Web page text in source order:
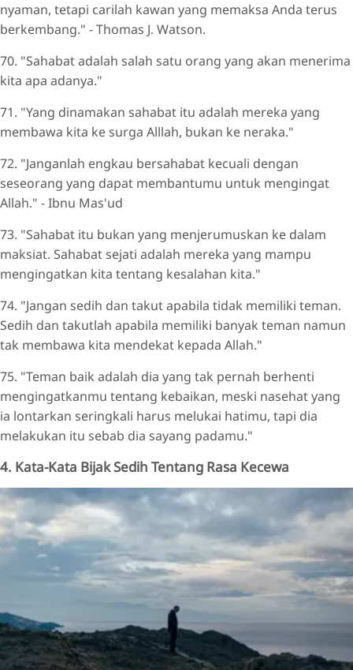
nyaman, tetapi carilah kawan yang memaksa Anda terus
berkembang." - Thomas J. Watson.
70. "Sahabat adalah salah satu orang yang akan menerima
kita apa adanya."
71. "Yang dinamakan sahabat itu adalah mereka yang
membawa kita ke surga Alllah, bukan ke neraka."
72. "Janganlah engkau bersahabat kecuali dengan
seseorang yang dapat membantumu untuk mengingat
Allah." - Ibnu Mas'ud
73. "Sahabat itu bukan yang menjerumuskan ke dalam
maksiat. Sahabat sejati adalah mereka yang mampu
mengingatkan kita tentang kesalahan kita."
74. "Jangan sedih dan takut apabila tidak memiliki teman.
Sedih dan takutlah apabila memiliki banyak teman namun
tak membawa kita mendekat kepada Allah."
75. "Teman baik adalah dia yang tak pernah berhenti
mengingatkanmu tentang kebaikan, meski nasehat yang
ia lontarkan seringkali harus melukai hatimu, tapi dia
melakukan itu sebab dia sayang padamu."
4. Kata-Kata Bijak Sedih Tentang Rasa Kecewa